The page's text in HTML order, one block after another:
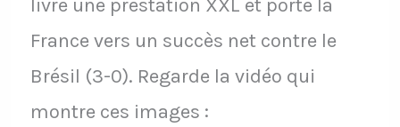
livre une prestation XXL et porte la
France vers un succès net contre le
Brésil (3-0). Regarde la vidéo qui
montre ces images :